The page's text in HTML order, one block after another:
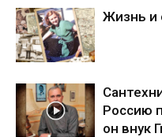
Жизнь и
Россию
он внук